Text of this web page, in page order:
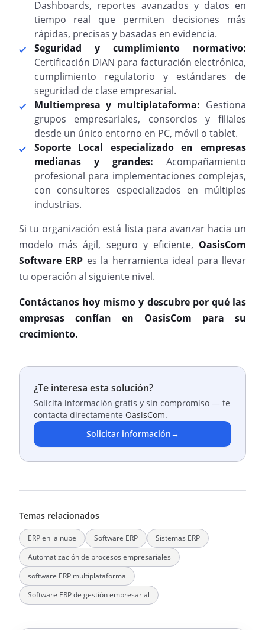
Dashboards, reportes avanzados y datos en
tiempo real que permiten decisiones más
rápidas, precisas y basadas en evidencia.
Seguridad y cumplimiento normativo:
Certificación DIAN para facturación electrónica,
cumplimiento regulatorio y estándares de
seguridad de clase empresarial.
Multiempresa y multiplataforma: Gestiona
grupos empresariales, consorcios y filiales
desde un único entorno en PC, móvil o tablet.
Soporte Local especializado en empresas
medianas y grandes: Acompañamiento
profesional para implementaciones complejas,
con consultores especializados en múltiples
industrias.
Si tu organización está lista para avanzar hacia un
modelo más ágil, seguro y eficiente, OasisCom
Software ERP es la herramienta ideal para llevar
tu operación al siguiente nivel.
Contáctanos hoy mismo y descubre por qué las
empresas confían en OasisCom para su
crecimiento.
¿Te interesa esta solución?
Solicita información gratis y sin compromiso — te
contacta directamente OasisCom.
Solicitar información→
Temas relacionados
ERP en la nube Software ERP
Sistemas ERP
Automatización de procesos empresariales
software ERP multiplataforma
Software ERP de gestión empresarial